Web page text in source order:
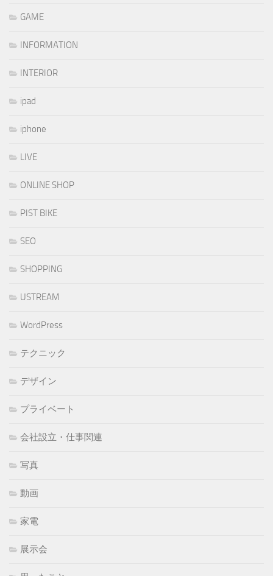
GAME
INFORMATION
INTERIOR
ipad
iphone
LIVE
ONLINE SHOP
PIST BIKE
SEO
SHOPPING
USTREAM
WordPress
テクニック
デザイン
プライベート
会社設立・仕事関連
写真
動画
家電
展示会